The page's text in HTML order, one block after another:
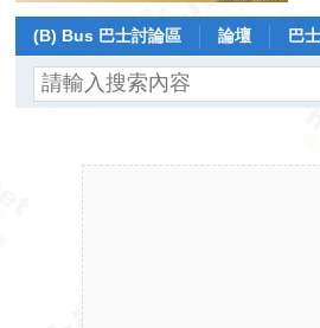
(B) Bus 巴士討論區 論壇 巴